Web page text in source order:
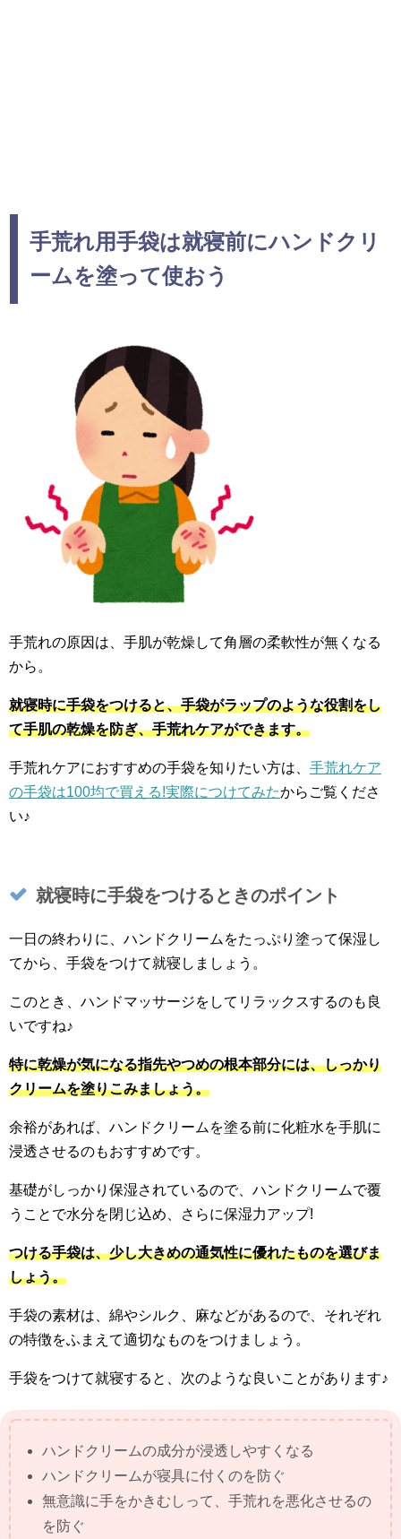
手荒れ用手袋は就寝前にハンドクリ
ームを塗って使おう
手荒れの原因は、手肌が乾燥して角層の柔軟性が無くなる
から。
就寝時に手袋をつけると、手袋がラップのような役割をし
て手肌の乾燥を防ぎ、手荒れケアができます。
手荒れケアにおすすめの手袋を知りたい方は、 手荒れケア
の手袋は100均で買える!実際につけてみたからご覧くださ
い♪
就寝時に手袋をつけるときのポイント
一日の終わりに、ハンドクリームをたっぷり塗って保湿し
てから、手袋をつけて就寝しましょう。
このとき、ハンドマッサージをしてリラックスするのも良
いですね♪
特に乾燥が気になる指先やつめの根本部分には、しっかり
クリームを塗りこみましょう。
余裕があれば、ハンドクリームを塗る前に化粧水を手肌に
浸透させるのもおすすめです。
基礎がしっかり保湿されているので、ハンドクリームで覆
うことで水分を閉じ込め、さらに保湿力アップ!
つける手袋は、少し大きめの通気性に優れたものを選びま
しょう。
手袋の素材は、綿やシルク、麻などがあるので、それぞれ
の特徴をふまえて適切なものをつけましょう。
手袋をつけて就寝すると、次のような良いことがあります♪
ハンドクリームの成分が浸透しやすくなる
ハンドクリームが寝具に付くのを防ぐ
無意識に手をかきむしって、手荒れを悪化させるの
を防ぐ